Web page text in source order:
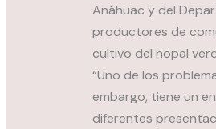
Anáhuac y del
productores de
cultivo del nopal
“Uno de los
embargo, tiene un
diferentes